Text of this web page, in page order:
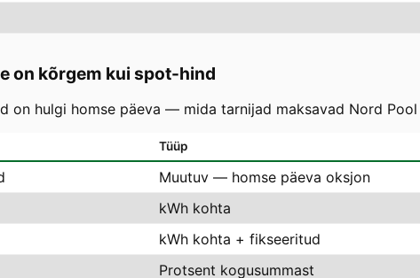
on kõrgem kui spot-hind
on hulgi homse päeva — mida tarnijad maksavad Nord
Tüüp
Muutuv — homse päeva oksjon
kWh kohta
kWh kohta + fikseeritud
Protsent kogusummast